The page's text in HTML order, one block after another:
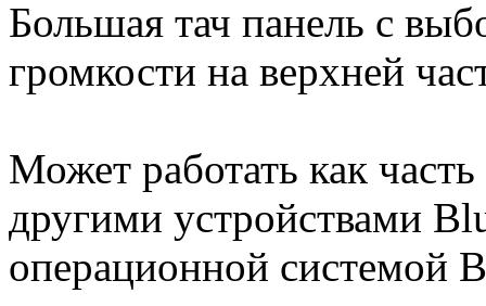
Большая тач панель с
громкости на верхней
Может работать как
другими устройствами
операционной системой